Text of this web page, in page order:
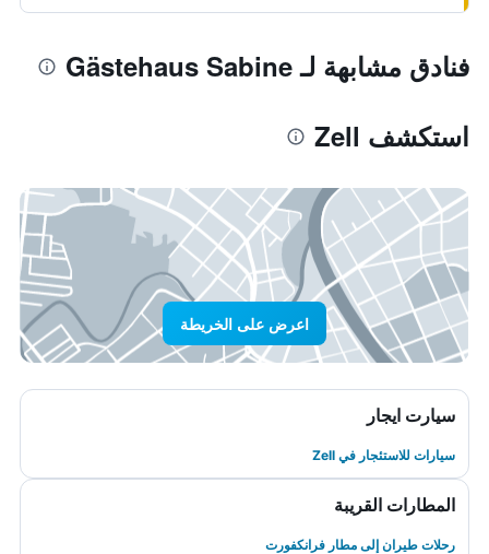
فنادق مشابهة لـ Gästehaus Sabine
استكشف Zell
اعرض على الخريطة
سيارت ايجار
سيارات للاستئجار في Zell
المطارات القريبة
رحلات طيران إلى مطار فرانكفورت